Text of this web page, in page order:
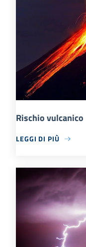
Rischio vulcanico
LEGGI DI PIÙ